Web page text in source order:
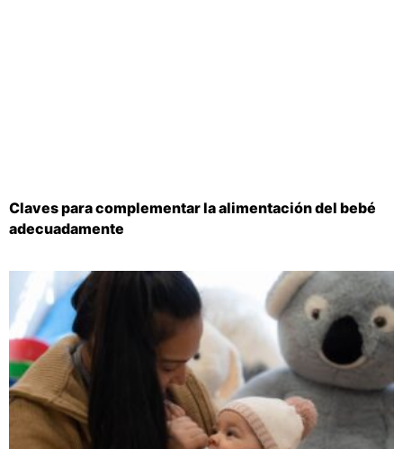
Claves para complementar la alimentación del bebé
adecuadamente